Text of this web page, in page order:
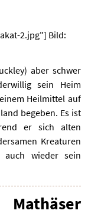
2.jpg"] Bild:
aber schwer
sein Heim
Heilmittel auf
begeben. Es ist
er sich alten
Kreaturen
auch wieder sein